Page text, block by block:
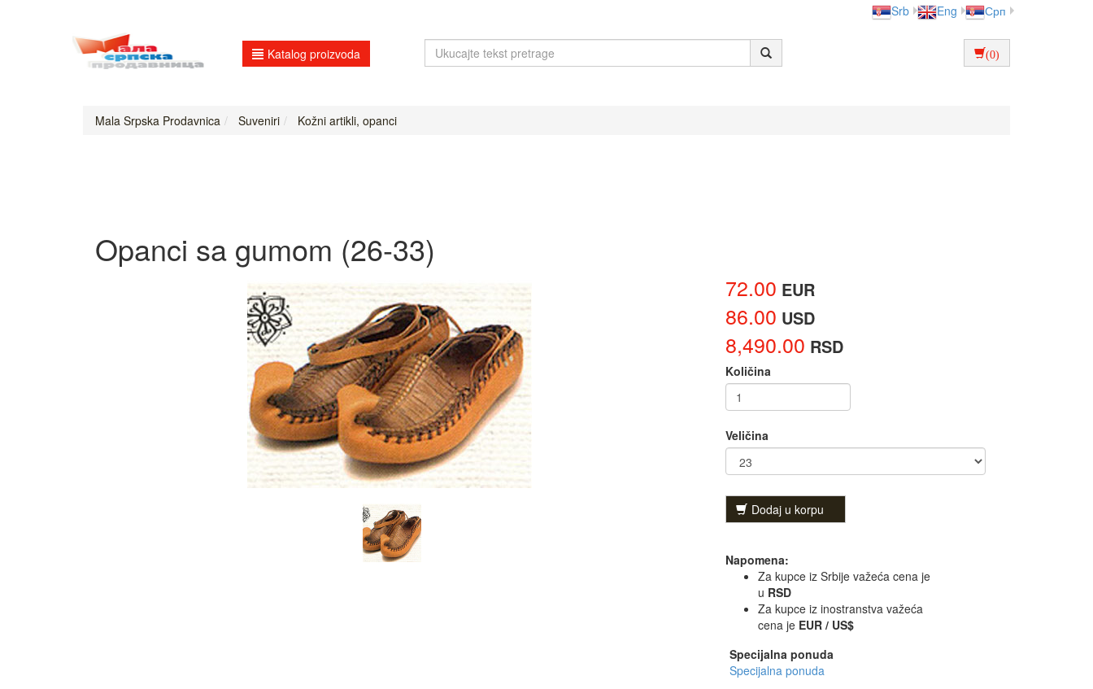
Srb Eng Срп
Katalog proizvoda (0)
Mala Srpska Prodavnica Suveniri Kožni artikli, opanci
Opanci sa gumom (26-33)
72.00 EUR
86.00 USD
8,490.00 RSD
Količina
Veličina
Dodaj u korpu
Napomena:
Za kupce iz Srbije važeća cena je
u RSD
Za kupce iz inostranstva važeća
cena je EUR / US$
Specijalna ponuda
Specijalna ponuda